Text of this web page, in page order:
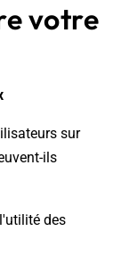
votre
sur
ils
des